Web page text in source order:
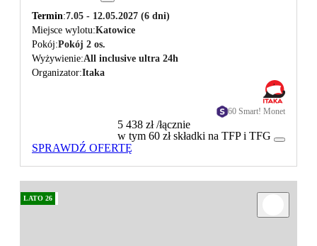
Termin 7.05 - 12.05.2027 (6 dni)
Miejsce wylotu Katowice
Pokój Pokój 2 os.
Wyżywienie All inclusive ultra 24h
Organizator Itaka
60 Smart! Monet
5 438 zł/łącznie
w tym 60 zł składki na TFP i TFG
SPRAWDŹ OFERTĘ
LATO 26